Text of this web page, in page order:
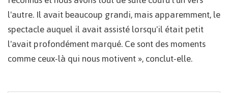
l'autre. Il avait beaucoup grandi, mais apparemment, le
spectacle auquel il avait assisté lorsqu'il était petit
l'avait profondément marqué. Ce sont des moments
comme ceux-là qui nous motivent », conclut-elle.